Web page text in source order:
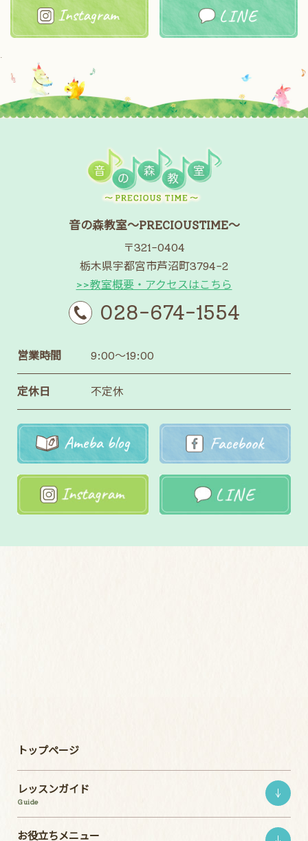
音の森教室～PRECIOUSTIME～
〒321-0404
栃木県宇都宮市芦沼町3794-2
>>教室概要・アクセスはこちら
028-674-1554
営業時間 9:00～19:00
定休日 不定休
トップページ
レッスンガイド
Guide
お役立ちメニュー